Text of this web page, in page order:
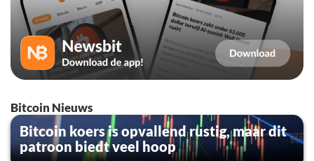
Bitcoin Nieuws
Bitcoin koers is opvallend rustig, maar dit
patroon biedt veel hoop